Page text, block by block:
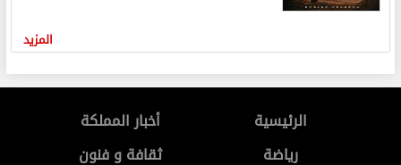
المزيد
الرئيسية
أخبار المملكة
رياضة
ثقافة و فنون